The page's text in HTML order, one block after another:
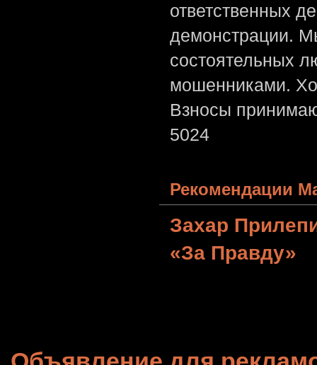
ответственных
демонстрации.
состоятельных
мошенниками.
Взносы
5024
Рекомендации
Захар
«За Правду»